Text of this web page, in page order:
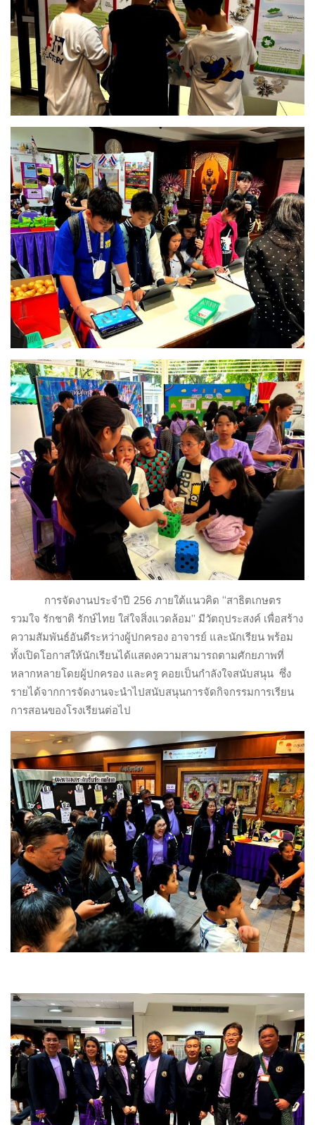
การจัดงานประจำปี 256 ภายใต้แนวคิด “สาธิตเกษตร
รวมใจ รักชาติ รักษ์ไทย ใส่ใจสิ่งแวดล้อม” มีวัตถุประสงค์ เพื่อสร้าง
ความสัมพันธ์อันดีระหว่างผู้ปกครอง อาจารย์ และนักเรียน พร้อม
ทั้งเปิดโอกาสให้นักเรียนได้แสดงความสามารถตามศักยภาพที่
หลากหลายโดยผู้ปกครอง และครู คอยเป็นกำลังใจสนับสนุน ซึ่ง
รายได้จากการจัดงานจะนำไปสนับสนุนการจัดกิจกรรมการเรียน
การสอนของโรงเรียนต่อไป